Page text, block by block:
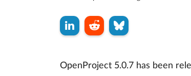
OpenProject 5.0.7 has been